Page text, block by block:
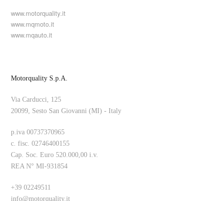
www.motorquality.it
www.mqmoto.it
www.mqauto.it
Motorquality S.p.A.
Via Carducci, 125
20099, Sesto San Giovanni (MI) - Italy
p.iva 00737370965
c. fisc. 02746400155
Cap. Soc. Euro 520.000,00 i.v.
REA N° MI-931854
+39 02249511
info@motorquality.it